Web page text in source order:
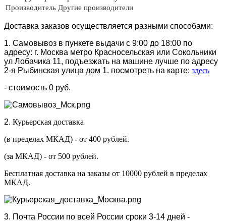
Производитель Другие производители
Доставка заказов осуществляется разными способами:
1. Самовывоз в пункете выдачи с 9:00 до 18:00 по
адресу: г. Москва метро Красносельская или Сокольники
ул Лобачика 11, подъезжать на машине лучше по адресу
2-я Рыбинская улица дом 1. посмотреть на карте: здесь
- стоимость 0 руб.
2. Курьерская доставка
(в пределах МКАД) - от 400 рублей.
(за МКАД) - от 500 рублей.
Бесплатная доставка на заказы от 10000 рублей в пределах
МКАД.
3. Почта России по всей России сроки 3-14 дней -